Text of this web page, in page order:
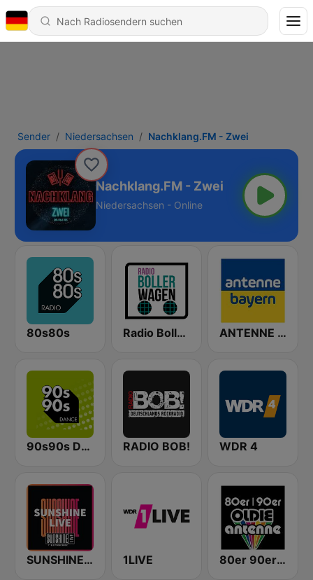
Sender Niedersachsen Nachklang.FM - Zwei
Nachklang.FM - Zwei
Niedersachsen - Online
80s80s Radio Bollerwagen ANTENNE BAYERN
90s90s Dance RADIO BOB! WDR 4
SUNSHINE LIVE 1LIVE 80er 90er OLDIE ANTENNE